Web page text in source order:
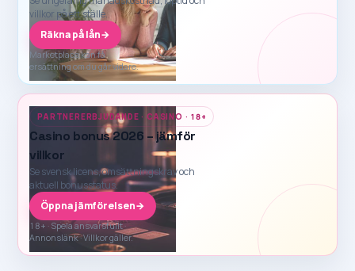
villkor på ett ställe.
Räkna på lån→
Marketplace kan få
ersättning om du går vidare.
PARTNERERBJUDANDE · CASINO · 18+
Casino bonus 2026 – jämför
villkor
Se svensk licens, omsättningskrav och
aktuell bonusstatus.
Öppna jämförelsen→
18+ · Spela ansvarsfullt ·
Annonslänk · Villkor gäller.